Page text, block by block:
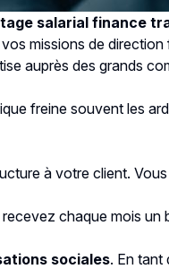
salarial finance
missions de
auprès des grands
freine souvent les
à votre client.
chaque mois un
sociales. En tant